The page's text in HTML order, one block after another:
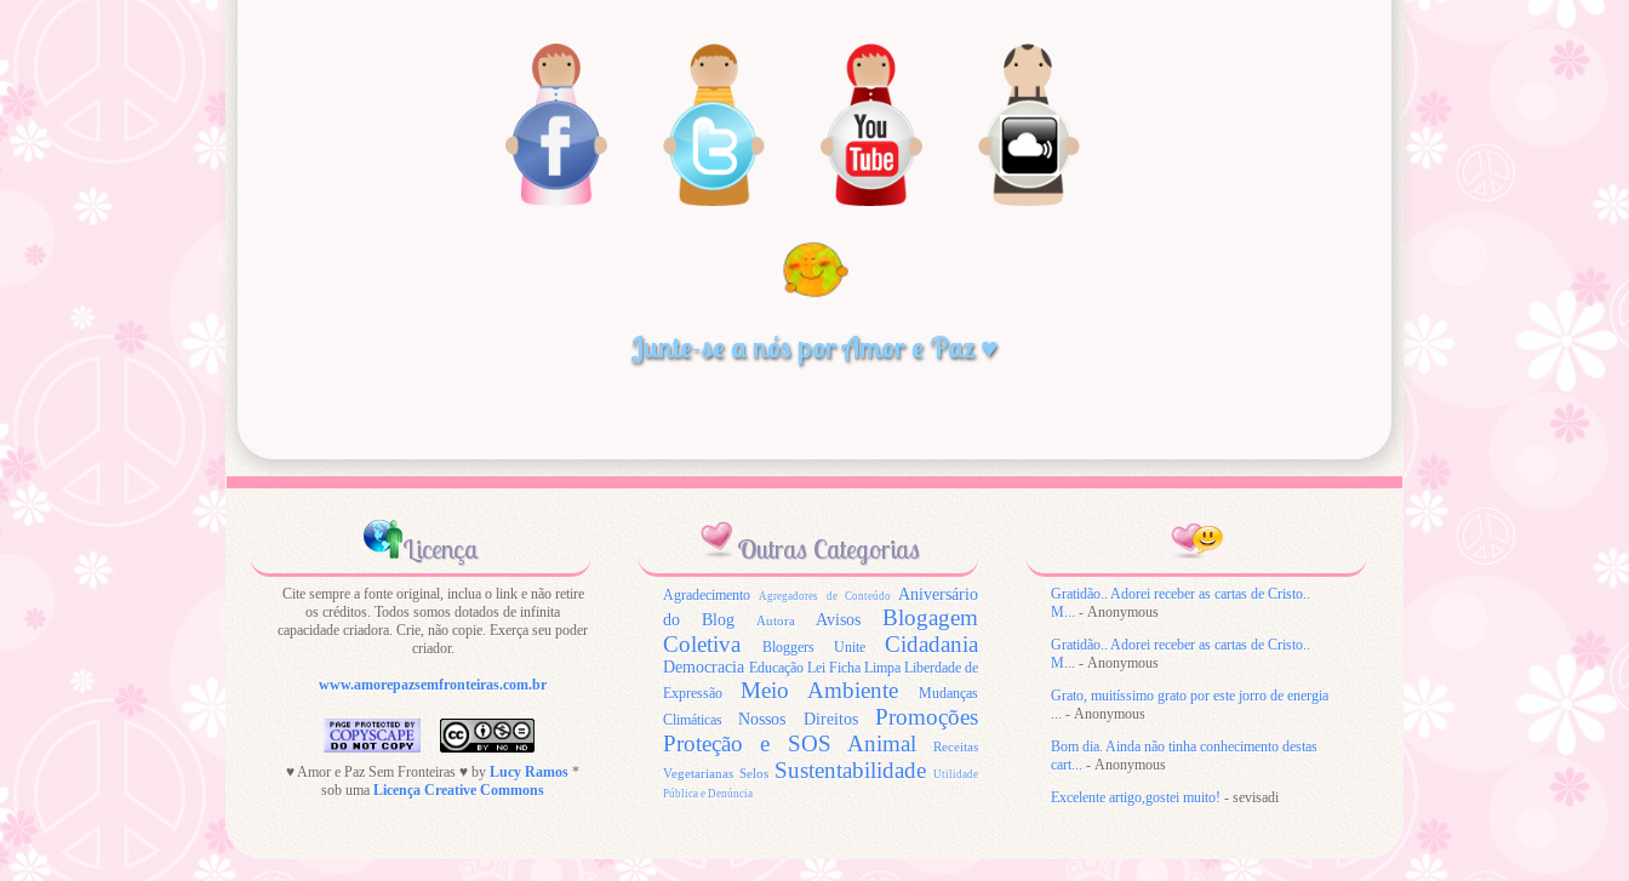
Junte-se a nós por Amor e Paz ♥
Licença
Cite sempre a fonte original, inclua o link e não retire
os créditos. Todos somos dotados de infinita
capacidade criadora. Crie, não copie. Exerça seu poder
criador.
www.amorepazsemfronteiras.com.br
♥ Amor e Paz Sem Fronteiras ♥ byLucy Ramos *
sob umaLicença Creative Commons
Outras Categorias
Agradecimento Agregadores de Conteúdo
Aniversário
do Blog
Autora Avisos
Blogagem
Coletiva
Bloggers Unite Cidadania
Democracia Educação Lei Ficha Limpa Liberdade de
Expressão
Meio Ambiente
Mudanças
Climáticas
Nossos Direitos
Promoções
Proteção e SOS Animal
Receitas
Vegetarianas Selos Sustentabilidade
Utilidade
Pública e Denúncia
Gratidão.. Adorei receber as cartas de Cristo..
M...
- Anonymous
Gratidão.. Adorei receber as cartas de Cristo..
M...
- Anonymous
Grato, muitíssimo grato por este jorro de energia
- Anonymous
Bom dia. Ainda não tinha conhecimento destas
cart...
- Anonymous
Excelente artigo,gostei muito! - sevisadi